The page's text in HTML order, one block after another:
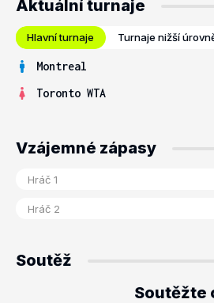
Aktuální turnaje
Hlavní turnaje Turnaje nižší
Montreal
Toronto WTA
Vzájemné zápasy
Soutěž
Soutěžte